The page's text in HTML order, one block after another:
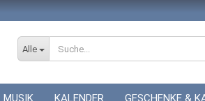
Alle
MUSIK KALENDER GESCHENKE &